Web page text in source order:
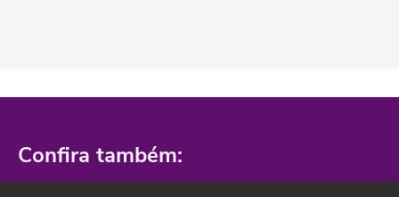
Confira também: